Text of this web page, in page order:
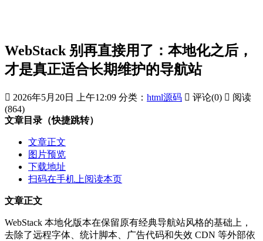
WebStack 别再直接用了：本地化之后，
才是真正适合长期维护的导航站
 2026年5月20日 上午12:09 分类： html源码  评论(0)  阅读
(864)
文章目录（快捷跳转）
文章正文
图片预览
下载地址
扫码在手机上阅读本页
文章正文
WebStack 本地化版本在保留原有经典导航站风格的基础上，
去除了远程字体、统计脚本、广告代码和失效 CDN 等外部依